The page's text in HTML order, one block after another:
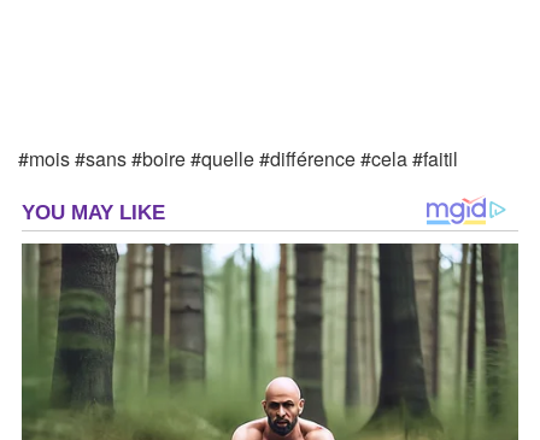
#mois #sans #boire #quelle #différence #cela #faitil